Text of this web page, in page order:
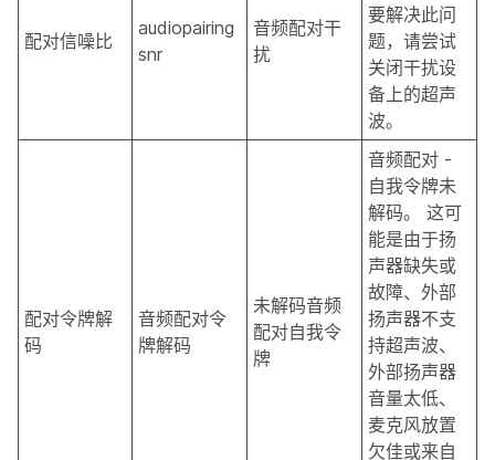
配对信噪比
audiopairing
snr
音频配对干
扰
要解决此问
题，请尝试
关闭干扰设
备上的超声
波。
配对令牌解
码
音频配对令
牌解码
未解码音频
配对自我令
牌
音频配对 -
自我令牌未
解码。 这可
能是由于扬
声器缺失或
故障、外部
扬声器不支
持超声波、
外部扬声器
音量太低、
麦克风放置
欠佳或来自